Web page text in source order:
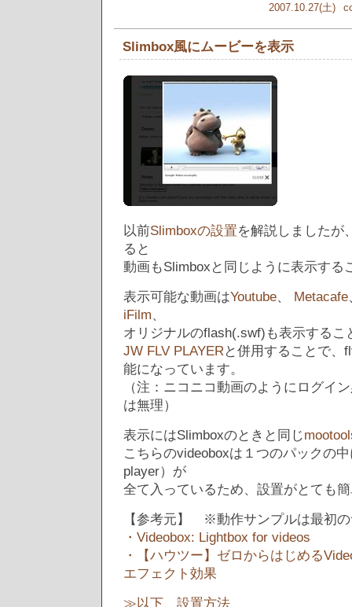
2007.10.27(土)
Slimbox風にムービーを表示
以前Slimboxの設置を解説しましたが
ると
動画もSlimboxと同じように表示する
表示可能な動画はYoutube、 Metacafe
iFilm、
オリジナルのflash(.swf)も表示するこ
JW FLV PLAYERと併用することで、
能になっています。
（注：ニコニコ動画のようにログイ
は無理）
表示にはSlimboxのときと同じ
こちらのvideoboxは１つのパックの
player）が
全て入っているため、設置がとても
【参考元】 ※動作サンプルは最初
・Videobox: Lightbox for videos
・【ハウツー】ゼロからはじめる
エフェクト効果
≫以下、設置方法